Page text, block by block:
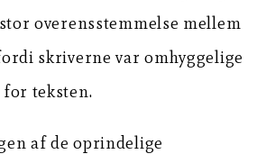
overensstemmelse mellem
skriverne var omhyggelige
for teksten.
af de oprindelige